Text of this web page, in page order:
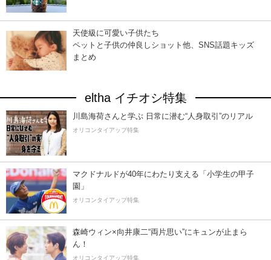
天使級に可愛い子供たち
ペットと子供の仲良しショット他、SNS話題キッズ
まとめ
eltha イチオシ特集
川島海荷さんと学ぶ 日常に潜む“人身取引”のリアル
オリコンタイアップ特集
マクドナルドが40年にわたり支える「小学生の甲子
園」
オリコンタイアップ特集
森崎ウィン×向井康二“両片思い”にキュンが止まら
ん！
オリコンタイアップ特集